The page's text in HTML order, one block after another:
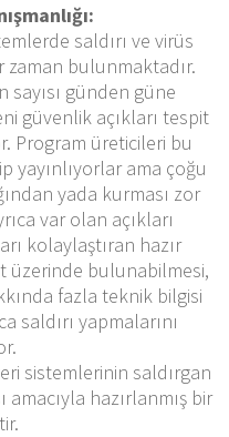
saldırı ve virüs
bulunmaktadır.
sayısı günden güne
güvenlik açıkları tespit
Program üreticileri bu
yayınlıyorlar ama çoğu
yada kurması zor
var olan açıkları
kolaylaştıran hazır
üzerinde bulunabilmesi,
fazla teknik bilgisi
saldırı yapmalarını
sistemlerinin saldırgan
amacıyla hazırlanmış bir